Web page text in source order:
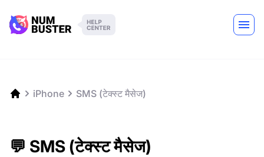
iPhone SMS (टेक्स्ट मैसेज)
💬 SMS (टेक्स्ट मैसेज)